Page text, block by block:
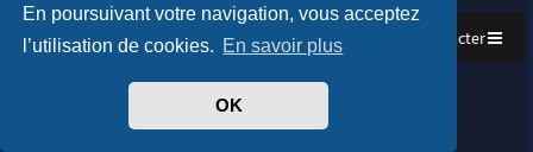
En poursuivant votre navigation, vous acceptez
l’utilisation de cookies. En savoir plus
OK
Accueil Index du forum Nous contacter
Purplexion style byIan Bradley
phpBB® Forum Software © phpBB Limited
Traduit parphpBB-fr.com